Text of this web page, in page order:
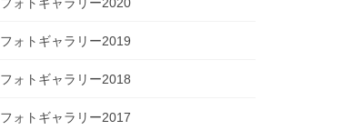
フォトギャラリー2019
フォトギャラリー2018
フォトギャラリー2017